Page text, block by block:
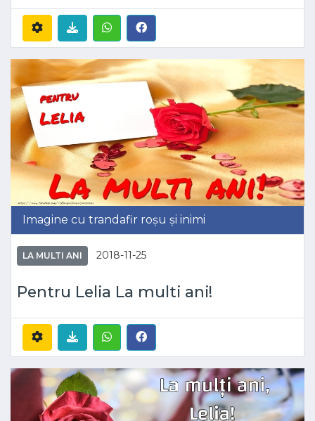
Imagine cu trandafir roșu și inimi
LA MULTI ANI 2018-11-25
Pentru Lelia La multi ani!